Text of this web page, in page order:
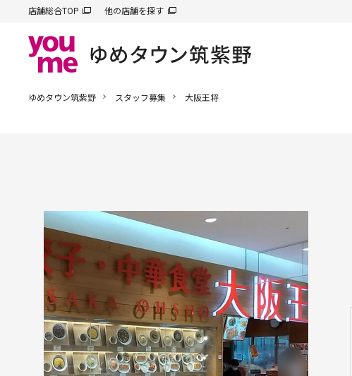
店舗総合TOP 他の店舗を探す
ゆめタウン筑紫野 スタッフ募集 大阪王将